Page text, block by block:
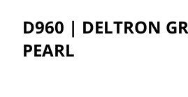
D960 | DELTRON
PEARL